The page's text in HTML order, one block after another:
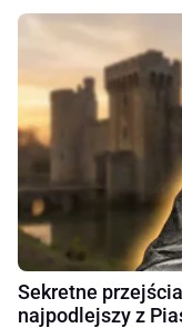
Sekretne
najpodlejszy z